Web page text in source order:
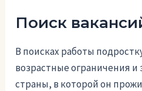
Поиск
В поисках работы
возрастные ограничения и
страны, в которой он